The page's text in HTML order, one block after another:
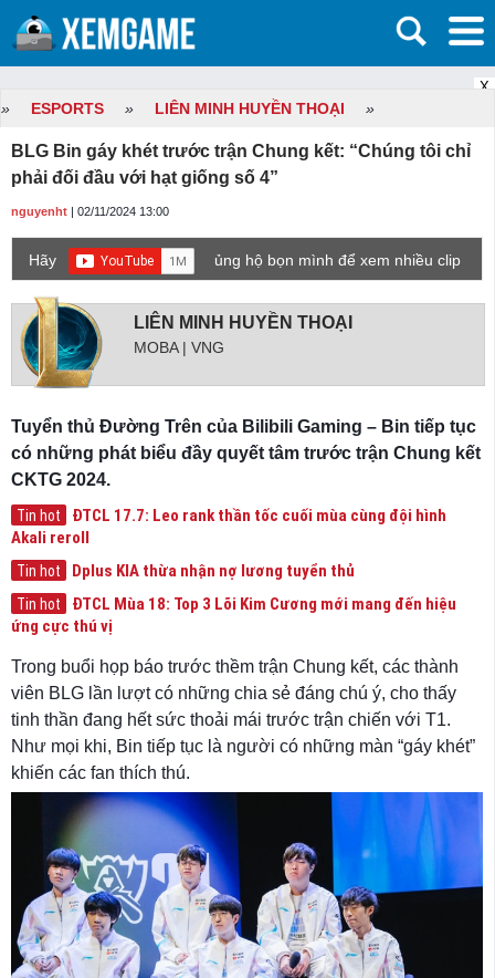
X
» ESPORTS » LIÊN MINH HUYỀN THOẠI »
BLG Bin gáy khét trước trận Chung kết: “Chúng tôi chỉ
phải đối đầu với hạt giống số 4”
nguyenht | 02/11/2024 13:00
Hãy
ủng hộ bọn mình để xem nhiều clip
LIÊN MINH HUYỀN THOẠI
MOBA | VNG
Tuyển thủ Đường Trên của Bilibili Gaming – Bin tiếp tục
có những phát biểu đầy quyết tâm trước trận Chung kết
CKTG 2024.
Tin hot
ĐTCL 17.7: Leo rank thần tốc cuối mùa cùng đội hình
Akali reroll
Tin hot Dplus KIA thừa nhận nợ lương tuyển thủ
Tin hot
ĐTCL Mùa 18: Top 3 Lõi Kim Cương mới mang đến hiệu
ứng cực thú vị
Trong buổi họp báo trước thềm trận Chung kết, các thành
viên BLG lần lượt có những chia sẻ đáng chú ý, cho thấy
tinh thần đang hết sức thoải mái trước trận chiến với T1.
Như mọi khi, Bin tiếp tục là người có những màn “gáy khét”
khiến các fan thích thú.